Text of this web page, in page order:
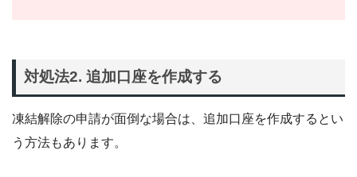
対処法2. 追加口座を作成する
凍結解除の申請が面倒な場合は、追加口座を作成するとい
う方法もあります。